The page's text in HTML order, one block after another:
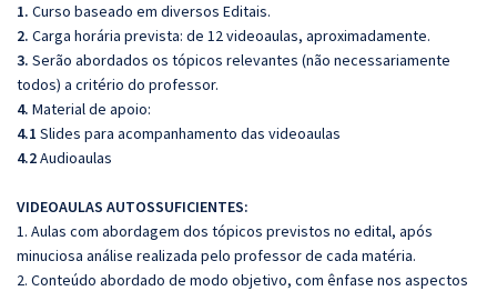
1. Curso baseado em diversos Editais.
2. Carga horária prevista: de 12 videoaulas, aproximadamente.
3. Serão abordados os tópicos relevantes (não necessariamente
todos) a critério do professor.
4. Material de apoio:
4.1 Slides para acompanhamento das videoaulas
4.2Audioaulas
VIDEOAULAS AUTOSSUFICIENTES:
1. Aulas com abordagem dos tópicos previstos no edital, após
minuciosa análise realizada pelo professor de cada matéria.
2. Conteúdo abordado de modo objetivo, com ênfase nos aspectos